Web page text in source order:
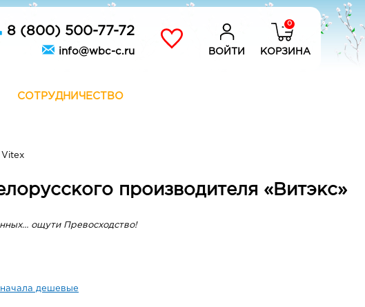
8 (800) 500-77-72
info@wbc-c.ru ВОЙТИ
0
КОРЗИНА
СОТРУДНИЧЕСТВО
Vitex
производителя «Витэкс»
ощути Превосходство!
дешевые